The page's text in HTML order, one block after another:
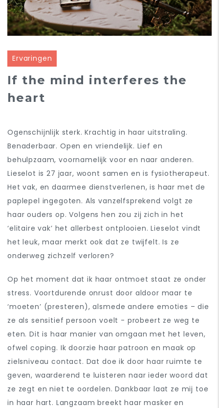
Ervaringen
If the mind interferes the
heart
Ogenschijnlijk sterk. Krachtig in haar uitstraling.
Benaderbaar. Open en vriendelijk. Lief en
behulpzaam, voornamelijk voor en naar anderen.
Lieselot is 27 jaar, woont samen en is fysiotherapeut.
Het vak, en daarmee dienstverlenen, is haar met de
paplepel ingegoten. Als vanzelfsprekend volgt ze
haar ouders op. Volgens hen zou zij zich in het
‘elitaire vak’ het allerbest ontplooien. Lieselot vindt
het leuk, maar merkt ook dat ze twijfelt. Is ze
onderweg zichzelf verloren?
Op het moment dat ik haar ontmoet staat ze onder
stress. Voortdurende onrust door aldoor maar te
‘moeten’ (presteren), alsmede andere emoties – die
ze als sensitief persoon voelt - probeert ze weg te
eten. Dit is haar manier van omgaan met het leven,
ofwel coping. Ik doorzie haar patroon en maak op
zielsniveau contact. Dat doe ik door haar ruimte te
geven, waarderend te luisteren naar ieder woord dat
ze zegt en niet te oordelen. Dankbaar laat ze mij toe
in haar hart. Langzaam breekt haar masker en